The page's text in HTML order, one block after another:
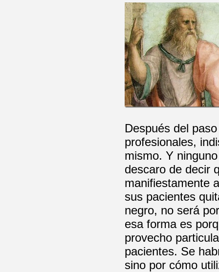
Después del
profesionales,
mismo. Y
descaro de decir
manifiestamente
sus pacientes
negro, no será
esa forma es
provecho
pacientes. Se
sino por cómo